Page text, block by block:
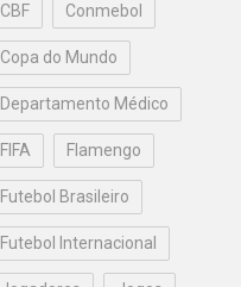
CBF Conmebol
Copa do Mundo
Departamento Médico
FIFA Flamengo
Futebol Brasileiro
Futebol Internacional